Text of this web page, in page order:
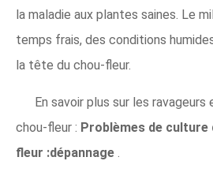
la maladie aux plantes saines. Le
temps frais, des conditions
la tête du chou-fleur.
En savoir plus sur les
chou-fleur : Problèmes de culture
fleur :dépannage .